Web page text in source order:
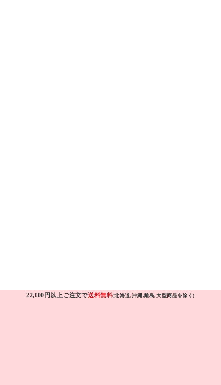
22,000円以上ご注文で送料無料(北海道,沖縄,離島,大型商品を除く)